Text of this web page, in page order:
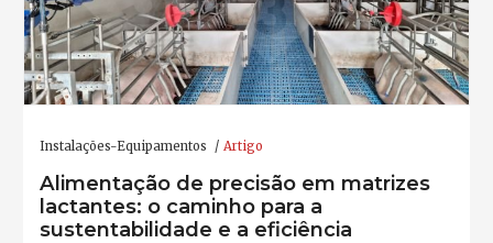
Instalações-Equipamentos Artigo
Alimentação de precisão em matrizes
lactantes: o caminho para a
sustentabilidade e a eficiência